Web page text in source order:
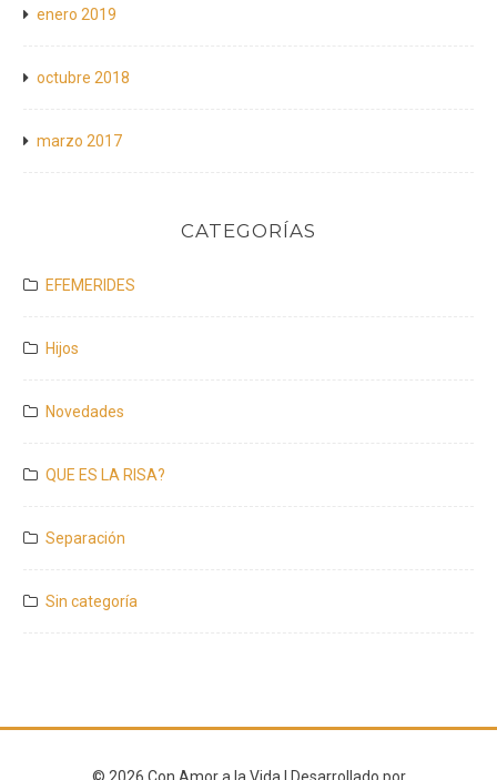
enero 2019
octubre 2018
marzo 2017
CATEGORÍAS
EFEMERIDES
Hijos
Novedades
QUE ES LA RISA?
Separación
Sin categoría